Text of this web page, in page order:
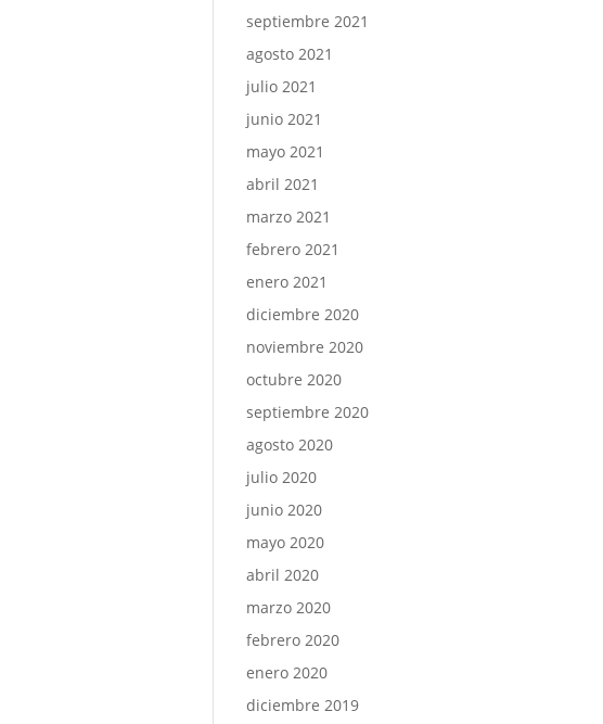
septiembre 2021
agosto 2021
julio 2021
junio 2021
mayo 2021
abril 2021
marzo 2021
febrero 2021
enero 2021
diciembre 2020
noviembre 2020
octubre 2020
septiembre 2020
agosto 2020
julio 2020
junio 2020
mayo 2020
abril 2020
marzo 2020
febrero 2020
enero 2020
diciembre 2019